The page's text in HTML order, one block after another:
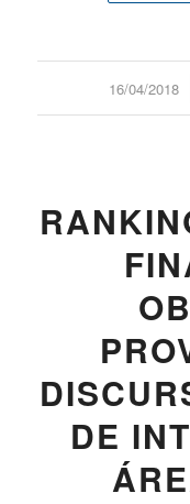
16/04/2018
/
DE